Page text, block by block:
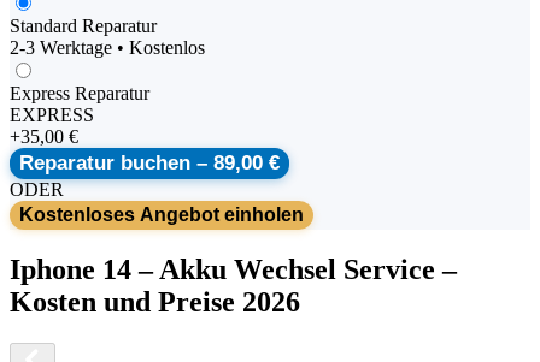
Standard Reparatur
2-3 Werktage • Kostenlos
Express Reparatur
EXPRESS
+35,00 €
Reparatur buchen – 89,00 €
ODER
Kostenloses Angebot einholen
Iphone 14–Akku Wechsel Service –
Kosten und Preise 2026